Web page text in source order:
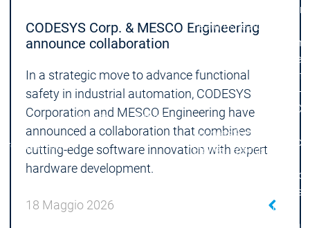
ProdottiProdotti
Automation
Server
Automation
Server
FeaturesFeatures
Success
Stories
Success
Stories
Inasoft
GmbH |
Soft
Gruppo
On
CODESYS Corp. & MESCO Engineering
announce collaboration
In a strategic move to advance functional
safety in industrial automation, CODESYS
Corporation and MESCO Engineering have
announced a collaboration that combines
cutting-edge software innovation with expert
hardware development.
18 Maggio 2026